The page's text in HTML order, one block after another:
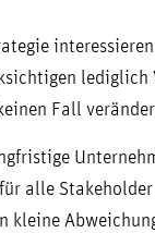
Fall
alle
kleine